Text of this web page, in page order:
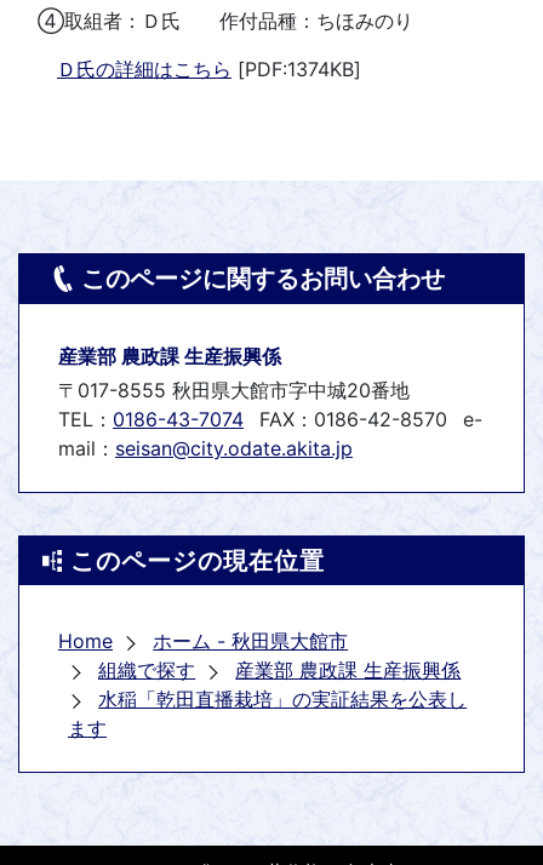
④取組者：Ｄ氏 作付品種：ちほみのり
Ｄ氏の詳細はこちら [PDF:1374KB]
このページに関するお問い合わせ
産業部 農政課 生産振興係
〒017-8555 秋田県大館市字中城20番地
TEL： 0186-43-7074 FAX：0186-42-8570
e-
mail： seisan@city.odate.akita.jp
このページの現在位置
Home
ホーム - 秋田県大館市
組織で探す
産業部 農政課 生産振興係
水稲「乾田直播栽培」の実証結果を公表し
ます